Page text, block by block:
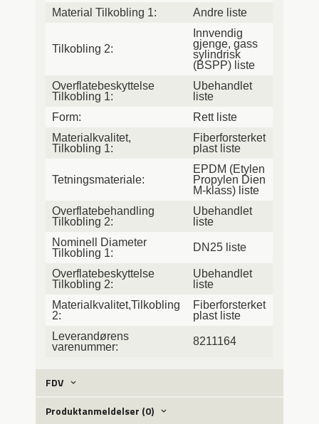
Material Tilkobling 1: Andre liste
Tilkobling 2:
Innvendig
gjenge, gass
sylindrisk
(BSPP) liste
Overflatebeskyttelse
Tilkobling 1:
Ubehandlet
liste
Form:
Rett liste
Materialkvalitet,
Tilkobling 1:
Fiberforsterket
plast liste
Tetningsmateriale:
EPDM (Etylen
Propylen Dien
M-klass) liste
Overflatebehandling
Tilkobling 2:
Ubehandlet
liste
Nominell Diameter
Tilkobling 1:
DN25 liste
Overflatebeskyttelse
Tilkobling 2:
Ubehandlet
liste
Materialkvalitet,Tilkobling
2:
Fiberforsterket
plast liste
Leverandørens
varenummer:
8211164
FDV
Produktanmeldelser (0)